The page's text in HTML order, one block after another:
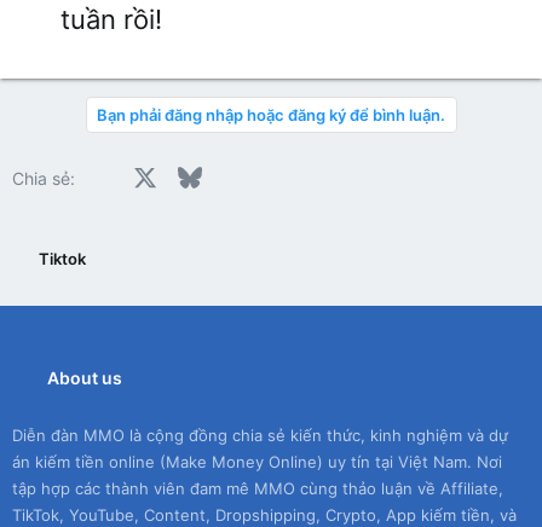
tuần rồi!
Bạn phải đăng nhập hoặc đăng ký để bình luận.
Chia sẻ: Facebook Bluesky
Tiktok
About us
Diễn đàn MMO là cộng đồng chia sẻ kiến thức, kinh nghiệm và dự
án kiếm tiền online (Make Money Online) uy tín tại Việt Nam. Nơi
tập hợp các thành viên đam mê MMO cùng thảo luận về Affiliate,
TikTok, YouTube, Content, Dropshipping, Crypto, App kiếm tiền, và